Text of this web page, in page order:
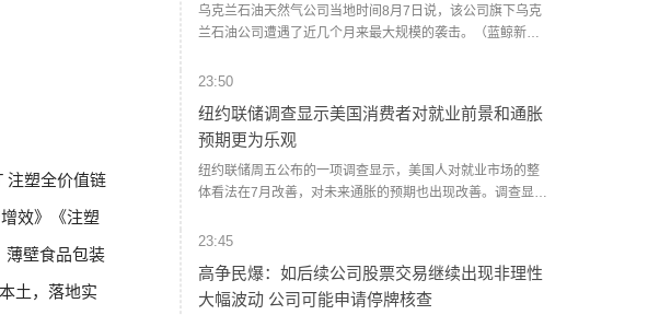
注塑全价值链
效》《注塑
薄壁食品包装
土，落地实
突扩大和军事行动持续将严重威胁自身安全。目前，波斯湾
国家间重启安全对话的条件已经成熟。（央视新闻）
乌克兰石油天然气公司当地时间8月7日说，该公司旗下乌克
兰石油公司遭遇了近几个月来最大规模的袭击。（蓝鲸新
23:50
纽约联储调查显示美国消费者对就业前景和通胀
预期更为乐观
纽约联储周五公布的一项调查显示，美国人对就业市场的整
体看法在7月改善，对未来通胀的预期也出现改善。调查显
今年以来最高水平。这一增幅在高中及以下学历人群以及家
通胀率的预期从3.7%小幅降至3.6%。对未来三年和五年通胀
率的预期分别维持在3.3%和3%。（财联社）
23:45
高争民爆：如后续公司股票交易继续出现非理性
大幅波动 公司可能申请停牌核查